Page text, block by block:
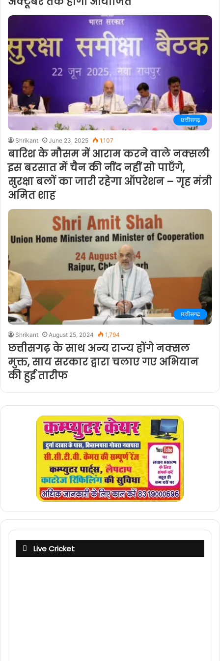
छत्तीसगढ़
Shrikant June 23, 2025 1,107
बारिश के मौसम में आराम करने वाले नक्सली
इस बरसात में चैन की नींद नहीं सो पाएँगे,
सुरक्षा बलों का जारी रहेगा ऑपरेशन – गृह मंत्री
अमित शाह
छत्तीसगढ़
Shrikant August 25, 2024 1,794
छत्तीसगढ़ के साथ अन्य राज्य होंगे नक्सल
मुक्त, साय सरकार द्वारा चलाए गए अभियान
की हुई तारीफ
Live Cricket